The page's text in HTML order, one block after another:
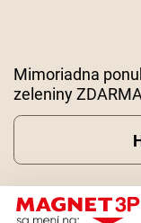
Mimoriadna
zeleniny